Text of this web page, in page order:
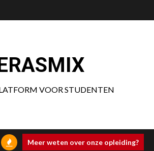
VOOR STUDENTEN
Meer weten over onze opleiding?